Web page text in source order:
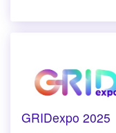
GRIDexpo 2025